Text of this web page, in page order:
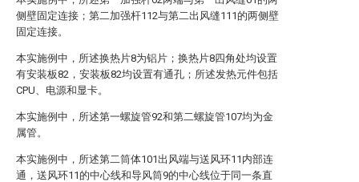
侧壁固定连接；第二加强杆112与第二出风缝111的两侧壁
固定连接。
本实施例中，所述换热片8为铝片；换热片8四角处均设置
有安装板82，安装板82均设置有通孔；所述发热元件包括
CPU、电源和显卡。
本实施例中，所述第一螺旋管92和第二螺旋管107均为金
属管。
本实施例中，所述第二筒体101出风端与送风环11内部连
通，送风环11的中心线和导风筒9的中心线位于同一条直